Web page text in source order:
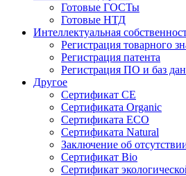
Готовые ГОСТы
Готовые НТД
Интеллектуальная
Регистрация товарного
Регистрация патента
Регистрация ПО и баз
Другое
Сертификат СЕ
Сертификата Organic
Сертификата ECO
Сертификата Natural
Заключение об
Сертификат Bio
Сертификат